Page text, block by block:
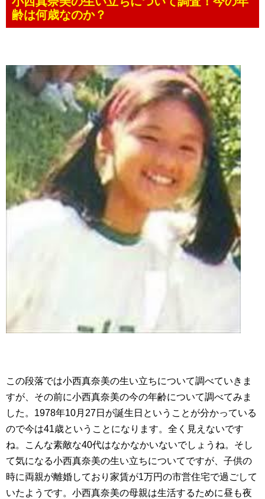
齢は何歳なのか？
この段落では小西真奈美の生い立ちについて調べていきま
すが、その前に小西真奈美の今の年齢について調べてみま
した。1978年10月27日が誕生日ということが分かっている
ので今は41歳ということになります。全く見えないです
ね。こんな素敵な40代はなかなかいないでしょうね。そし
て気になる小西真奈美の生い立ちについてですが、子供の
時に両親が離婚しており家賃が1万円の市営住宅で過ごして
いたようです。小西真奈美の母親は生活するために昼も夜